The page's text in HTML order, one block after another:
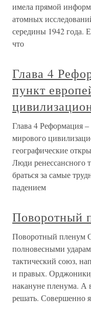
имела прямой
атомных
середины 1942 года.
что
Глава 4
пункт
Глава 4 Реформация
мирового
географические
Люди ренессансного
браться за самые
падением
Поворотный
Поворотный пленум
полновесными
тактический союз,
и правых.
накануне пленума. А
решать. Совершенно